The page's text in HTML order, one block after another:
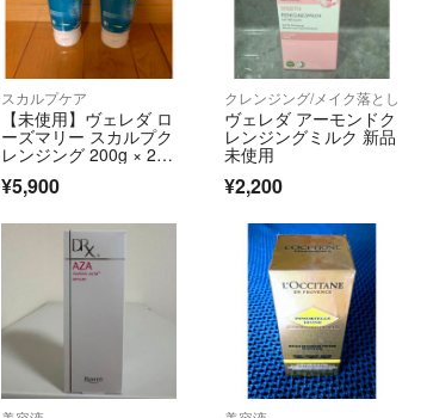
スカルプケア
【未使用】ヴェレダ ロ
ーズマリー スカルプク
レンジング 200g × 2本
セット
¥5,900
クレンジング/メイク落とし
ヴェレダ アーモンドク
レンジングミルク 新品
未使用
¥2,200